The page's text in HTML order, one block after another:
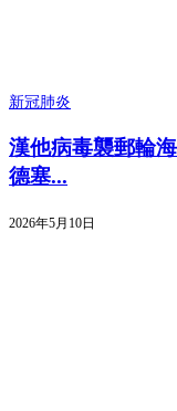
新冠肺炎
漢他病毒襲郵輪
德塞...
2026年5月10日